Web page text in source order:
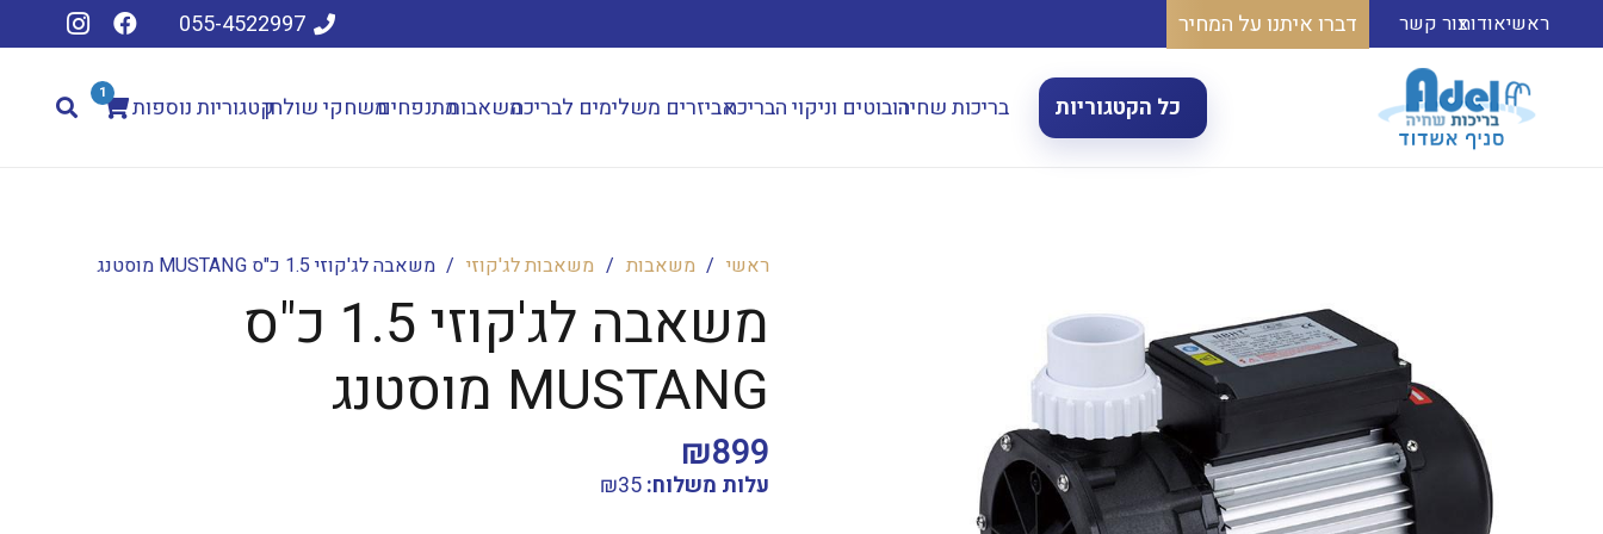
ראשיאודותצור קשר דברו איתנו על המחיר 055-4522997
כל הקטגוריות בריכות שחיהרובוטים וניקוי הבריכהאביזרים משלימים לבריכהמשאבותמתנפחיםמשחקי שולחןקטגוריות נוספות 1
ראשי / משאבות / משאבות לג'קוזי / משאבה לג'קוזי 1.5 כ"ס MUSTANG מוסטנג
משאבה לג'קוזי 1.5 כ"ס
MUSTANG מוסטנג
₪899
עלות משלוח: ₪35